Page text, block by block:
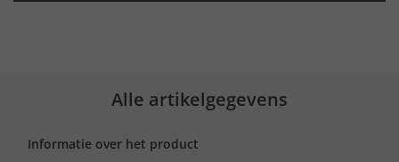
Alle artikelgegevens
Informatie over het product